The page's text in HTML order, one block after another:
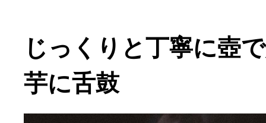
じっくりと丁寧に壺
芋に舌鼓